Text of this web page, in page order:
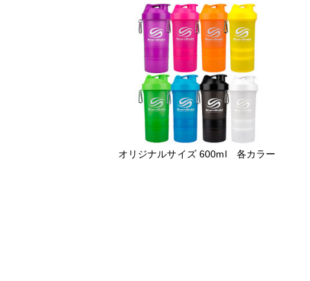
オリジナルサイズ 600ml 各カラー